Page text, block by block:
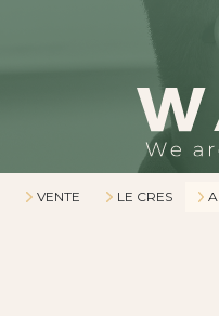
VENTE LE CRES